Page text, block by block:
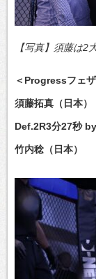
【写真】須藤は2
＜Progressフェ
須藤拓真（日本）
Def.2R3分27秒
竹内稔（日本）